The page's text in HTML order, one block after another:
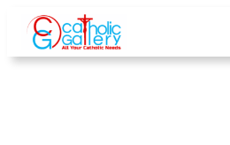
Skip
content